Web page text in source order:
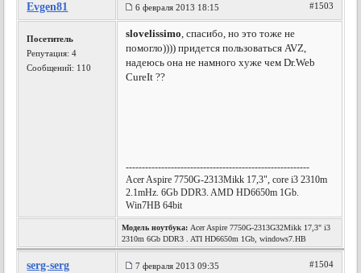
Evgen81 6 февраля 2013 18:15 #1503
Посетитель
Репутация:4
Сообщений: 110
slovelissimo, спасибо, но это тоже не
помогло)))) придется пользоваться AVZ,
надеюсь она не намного хуже чем Dr.Web
CureIt ??
---------------------------------------------------------
Acer Aspire 7750G-2313Mikk 17,3", core i3 2310m
2.1mHz. 6Gb DDR3. AMD HD6650m 1Gb.
Win7HB 64bit
Модель ноутбука: Acer Aspire 7750G-2313G32Mikk 17,3" i3
2310m 6Gb DDR3 . ATI HD6650m 1Gb, windows7.HB
serg-serg 7 февраля 2013 09:35 #1504